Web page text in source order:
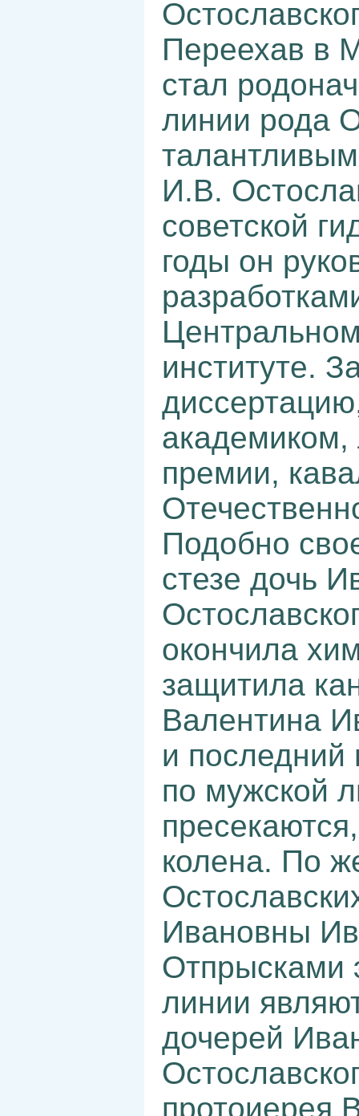
Переехав в
стал
линии рода
И.В.
советской
годы он
институте.
академиком,
премии,
Подобно
стезе дочь
окончила
защитила
Валентина
и последний
по мужской
колена. По
Ивановны
Отпрысками
линии
дочерей
протоиерея